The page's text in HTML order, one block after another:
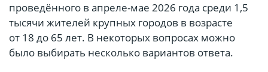
проведённого в апреле-мае 2026 года среди 1,5
тысячи жителей крупных городов в возрасте
от 18 до 65 лет. В некоторых вопросах можно
было выбирать несколько вариантов ответа.